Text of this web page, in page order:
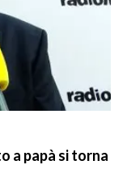
a papà si torna